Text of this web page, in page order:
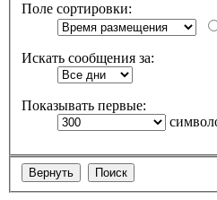
Поле сортировки:
Искать сообщения за:
Показывать первые: